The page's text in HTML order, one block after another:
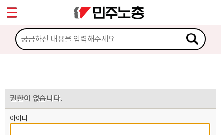
권한이 없습니다.
아이디
마이페이지
소개
노동상담
자료